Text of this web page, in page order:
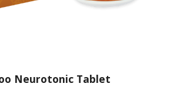
Neurotonic Tablet